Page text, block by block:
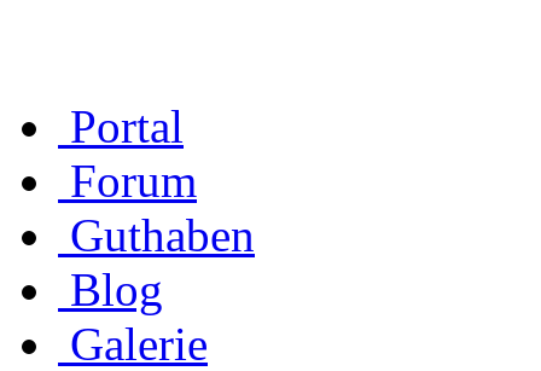
Portal
Forum
Guthaben
Blog
Galerie